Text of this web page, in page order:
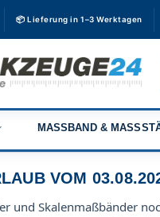
📦 Lieferung in 1–3 Werktagen
MASSBAND &
VOM
und Skalenmaßbänder